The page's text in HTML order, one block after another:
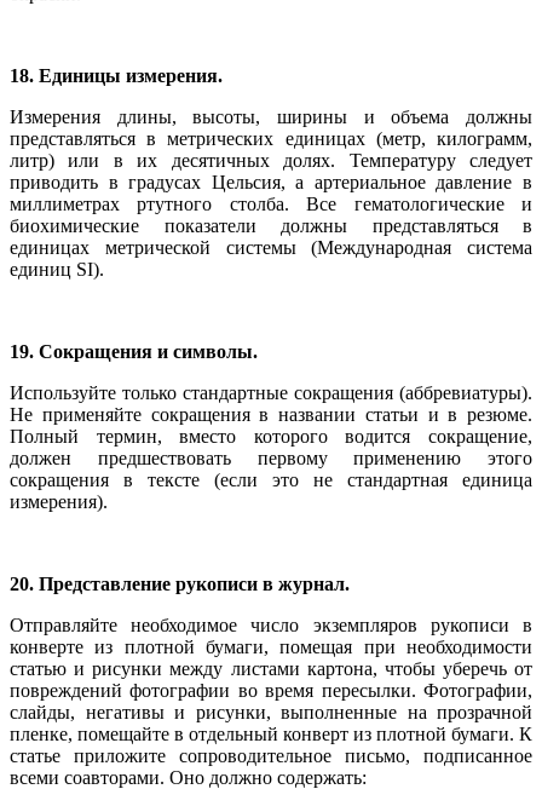
18. Единицы измерения.
Измерения длины, высоты, ширины и объема должны
представляться в метрических единицах (метр, килограмм,
литр) или в их десятичных долях. Температуру следует
приводить в градусах Цельсия, а артериальное давление в
миллиметрах ртутного столба. Все гематологические и
биохимические показатели должны представляться в
единицах метрической системы (Международная система
единиц SI).
19. Сокращения и символы.
Используйте только стандартные сокращения (аббревиатуры).
Не применяйте сокращения в названии статьи и в резюме.
Полный термин, вместо которого водится сокращение,
должен предшествовать первому применению этого
сокращения в тексте (если это не стандартная единица
измерения).
20. Представление рукописи в журнал.
Отправляйте необходимое число экземпляров рукописи в
конверте из плотной бумаги, помещая при необходимости
статью и рисунки между листами картона, чтобы уберечь от
повреждений фотографии во время пересылки. Фотографии,
слайды, негативы и рисунки, выполненные на прозрачной
пленке, помещайте в отдельный конверт из плотной бумаги. К
статье приложите сопроводительное письмо, подписанное
всеми соавторами. Оно должно содержать: